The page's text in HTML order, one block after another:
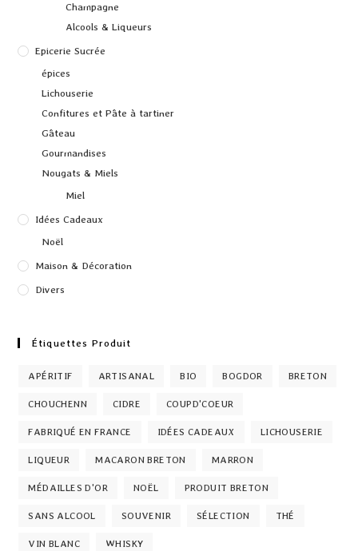
Champagne
Alcools & Liqueurs
Epicerie Sucrée
épices
Lichouserie
Confitures et Pâte à tartiner
Gâteau
Gourmandises
Nougats & Miels
Miel
Idées Cadeaux
Noël
Maison & Décoration
Divers
Étiquettes Produit
APÉRITIF ARTISANAL BIO BOGDOR BRETON
CHOUCHENN CIDRE COUPD'COEUR
FABRIQUÉ EN FRANCE IDÉES CADEAUX LICHOUSERIE
LIQUEUR MACARON BRETON MARRON
MÉDAILLES D'OR NOËL PRODUIT BRETON
SANS ALCOOL SOUVENIR SÉLECTION THÉ
VIN BLANC WHISKY